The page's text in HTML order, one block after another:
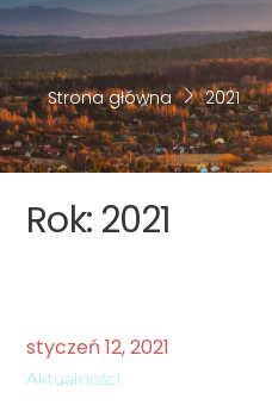
Strona główna 2021
Rok: 2021
styczeń 12,2021
Aktualności